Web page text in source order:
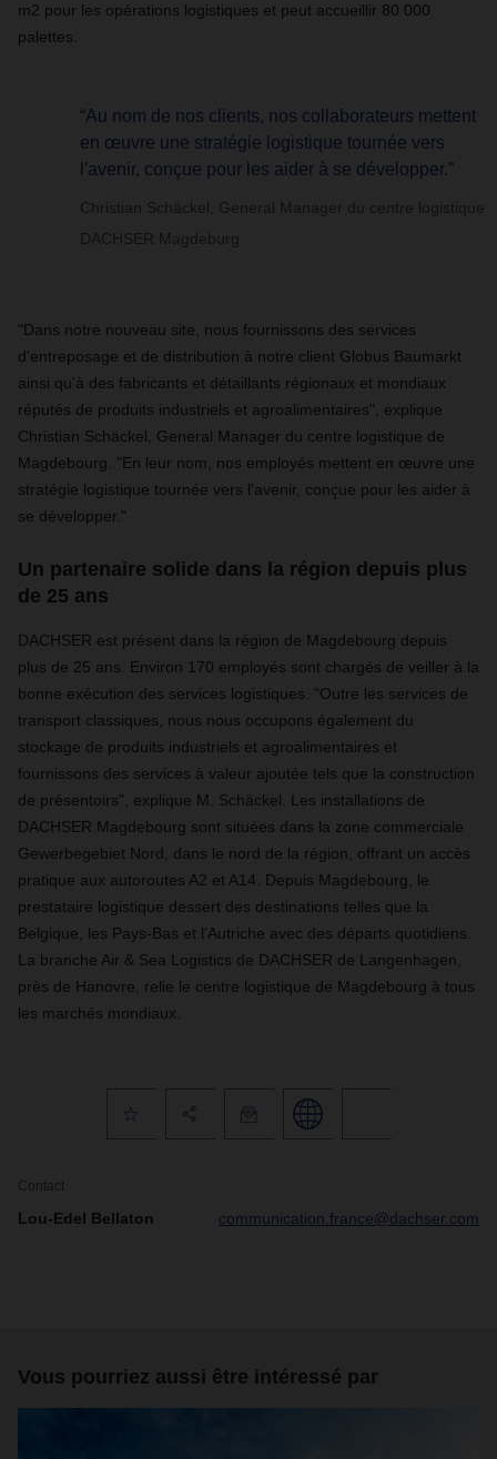
m2 pour les opérations logistiques et peut accueillir 80 000
palettes.
“Au nom de nos clients, nos collaborateurs mettent
en œuvre une stratégie logistique tournée vers
l'avenir, conçue pour les aider à se développer.”
Christian Schäckel, General Manager du centre logistique
DACHSER Magdeburg
"Dans notre nouveau site, nous fournissons des services
d'entreposage et de distribution à notre client Globus Baumarkt
ainsi qu'à des fabricants et détaillants régionaux et mondiaux
réputés de produits industriels et agroalimentaires", explique
Christian Schäckel, General Manager du centre logistique de
Magdebourg. "En leur nom, nos employés mettent en œuvre une
stratégie logistique tournée vers l'avenir, conçue pour les aider à
se développer."
Un partenaire solide dans la région depuis plus
de 25 ans
DACHSER est présent dans la région de Magdebourg depuis
plus de 25 ans. Environ 170 employés sont chargés de veiller à la
bonne exécution des services logistiques. "Outre les services de
transport classiques, nous nous occupons également du
stockage de produits industriels et agroalimentaires et
fournissons des services à valeur ajoutée tels que la construction
de présentoirs", explique M. Schäckel. Les installations de
DACHSER Magdebourg sont situées dans la zone commerciale
Gewerbegebiet Nord, dans le nord de la région, offrant un accès
pratique aux autoroutes A2 et A14. Depuis Magdebourg, le
prestataire logistique dessert des destinations telles que la
Belgique, les Pays-Bas et l'Autriche avec des départs quotidiens.
La branche Air & Sea Logistics de DACHSER de Langenhagen,
près de Hanovre, relie le centre logistique de Magdebourg à tous
les marchés mondiaux.
Contact
Lou-Edel Bellaton communication.france@dachser.com
Vous pourriez aussi être intéressé par